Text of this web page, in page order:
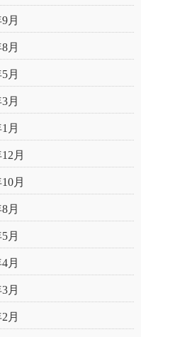
月
月
月
月
月
月
月
月
月
月
月
月